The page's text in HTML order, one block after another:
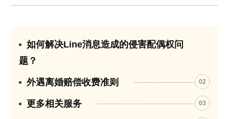
如何解决Line消息造成的侵害配偶权问
题？
外遇离婚赔偿收费准则 02
更多相关服务 03